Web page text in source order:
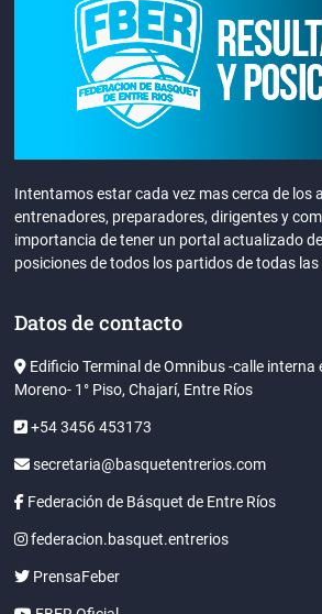
Intentamos estar cada vez mas cerca de los
entrenadores, preparadores, dirigentes y
importancia de tener un portal actualizado
posiciones de todos los partidos de todas
Datos de contacto
Edificio Terminal de Omnibus -calle interna
Moreno- 1° Piso, Chajarí, Entre Ríos
+54 3456 453173
secretaria@basquetentrerios.com
Federación de Básquet de Entre Ríos
federacion.basquet.entrerios
PrensaFeber